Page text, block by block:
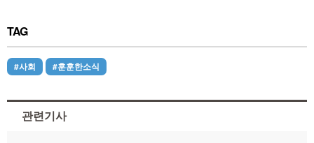
TAG
#사회 #훈훈한소식
관련기사